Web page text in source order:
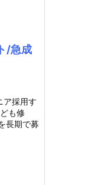
/急成
ア採用す
も修
長期で募